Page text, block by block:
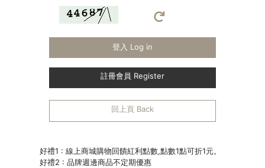
登入 Log in
註冊會員 Register
回上頁 Back
好禮1 : 線上商城購物回饋紅利點數,點數1點可折1元。
好禮2 : 品牌週邊商品不定期優惠